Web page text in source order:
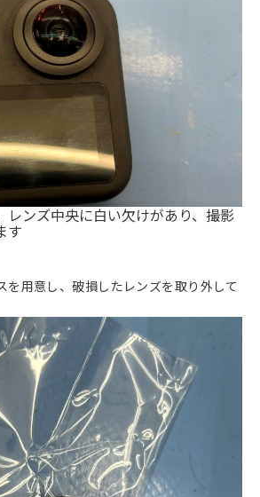
レンズ中央に白い欠けがあり、撮影
す
を用意し、破損したレンズを取り外して